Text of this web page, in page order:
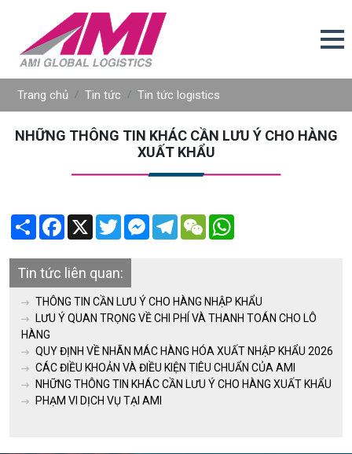
Trang chủ Tin tức Tin tức logistics
NHỮNG THÔNG TIN KHÁC CẦN LƯU Ý CHO HÀNG
XUẤT KHẨU
Share Facebook
X TwitterMessengerTelegramWeChat
Tin tức liên quan:
THÔNG TIN CẦN LƯU Ý CHO HÀNG NHẬP KHẨU
LƯU Ý QUAN TRỌNG VỀ CHI PHÍ VÀ THANH TOÁN CHO LÔ
HÀNG
QUY ĐỊNH VỀ NHÃN MÁC HÀNG HÓA XUẤT NHẬP KHẨU 2026
CÁC ĐIỀU KHOẢN VÀ ĐIỀU KIỆN TIÊU CHUẨN CỦA AMI
NHỮNG THÔNG TIN KHÁC CẦN LƯU Ý CHO HÀNG XUẤT KHẨU
PHẠM VI DỊCH VỤ TẠI AMI